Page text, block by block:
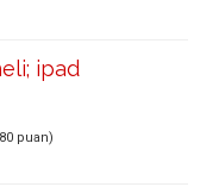
ipad
puan)